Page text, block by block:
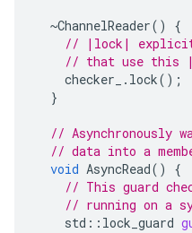
~ChannelReader()
{
// |lock|
// that use this
checker_
. lock();
}
// Asynchronously
// data into a
void AsyncRead()
{
// This guard
// running on a
std :: lock_guard